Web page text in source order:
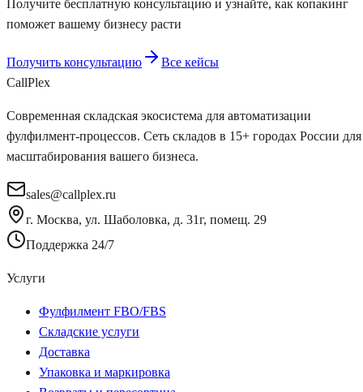
Получите бесплатную консультацию и узнайте, как копакинг
поможет вашему бизнесу расти
Получить консультацию
Все кейсы
CallPlex
Современная складская экосистема для автоматизации
фулфилмент-процессов. Сеть складов в 15+ городах России для
масштабирования вашего бизнеса.
sales@callplex.ru
г. Москва, ул. Шаболовка, д. 31г, помещ. 29
Поддержка 24/7
Услуги
Фулфилмент FBO/FBS
Складские услуги
Доставка
Упаковка и маркировка